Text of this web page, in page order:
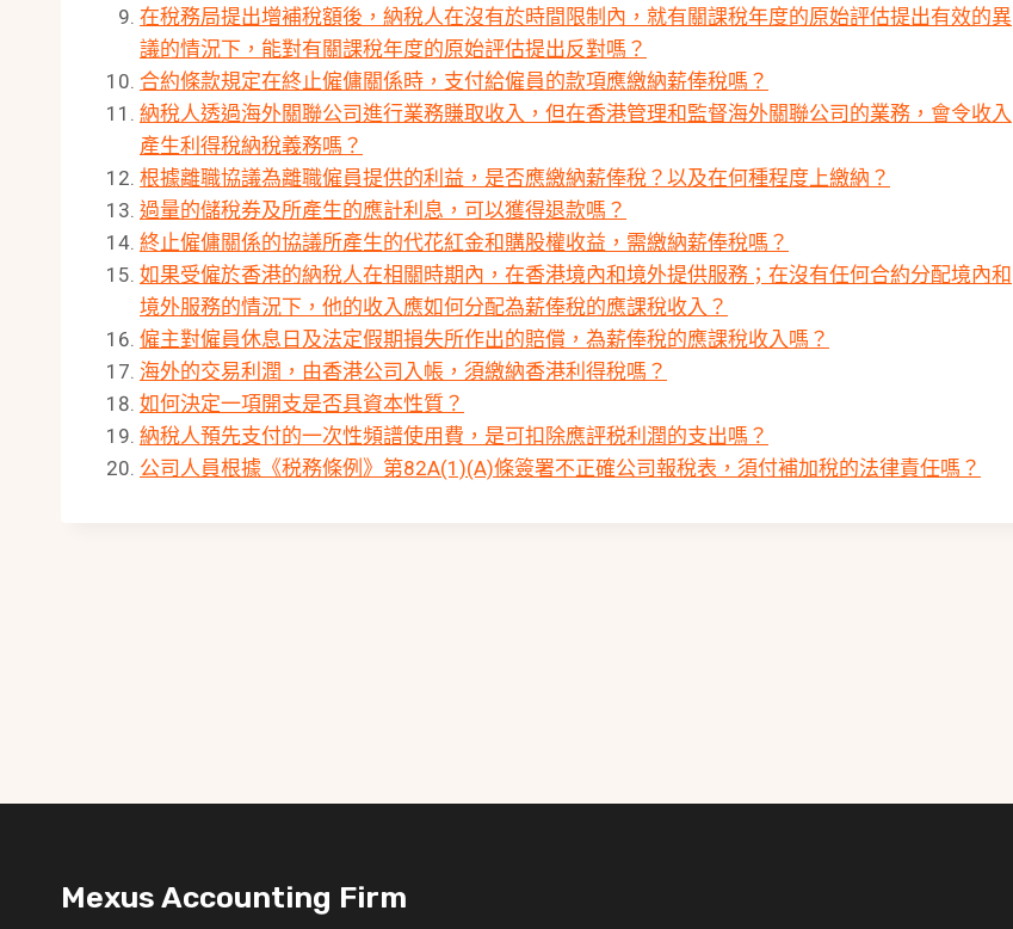
在稅務局提出增補稅額後，納稅人在沒有於時間限制內，就有關課稅年度的原始評估提出有效的異
議的情況下，能對有關課稅年度的原始評估提出反對嗎？
合約條款規定在終止僱傭關係時，支付給僱員的款項應繳納薪俸稅嗎？
納稅人透過海外關聯公司進行業務賺取收入，但在香港管理和監督海外關聯公司的業務，會令收入
產生利得稅納稅義務嗎？
根據離職協議為離職僱員提供的利益，是否應繳納薪俸稅？以及在何種程度上繳納？
過量的儲稅券及所產生的應計利息，可以獲得退款嗎？
終止僱傭關係的協議所產生的代花紅金和購股權收益，需繳納薪俸稅嗎？
如果受僱於香港的納稅人在相關時期內，在香港境內和境外提供服務；在沒有任何合約分配境內和
境外服務的情況下，他的收入應如何分配為薪俸稅的應課稅收入？
僱主對僱員休息日及法定假期損失所作出的賠償，為薪俸稅的應課稅收入嗎？
海外的交易利潤，由香港公司入帳，須繳納香港利得稅嗎？
如何決定一項開支是否具資本性質？
納稅人預先支付的一次性頻譜使用費，是可扣除應評税利潤的支出嗎？
公司人員根據《税務條例》第82A(1)(A)條簽署不正確公司報稅表，須付補加稅的法律責任嗎？
Mexus Accounting Firm